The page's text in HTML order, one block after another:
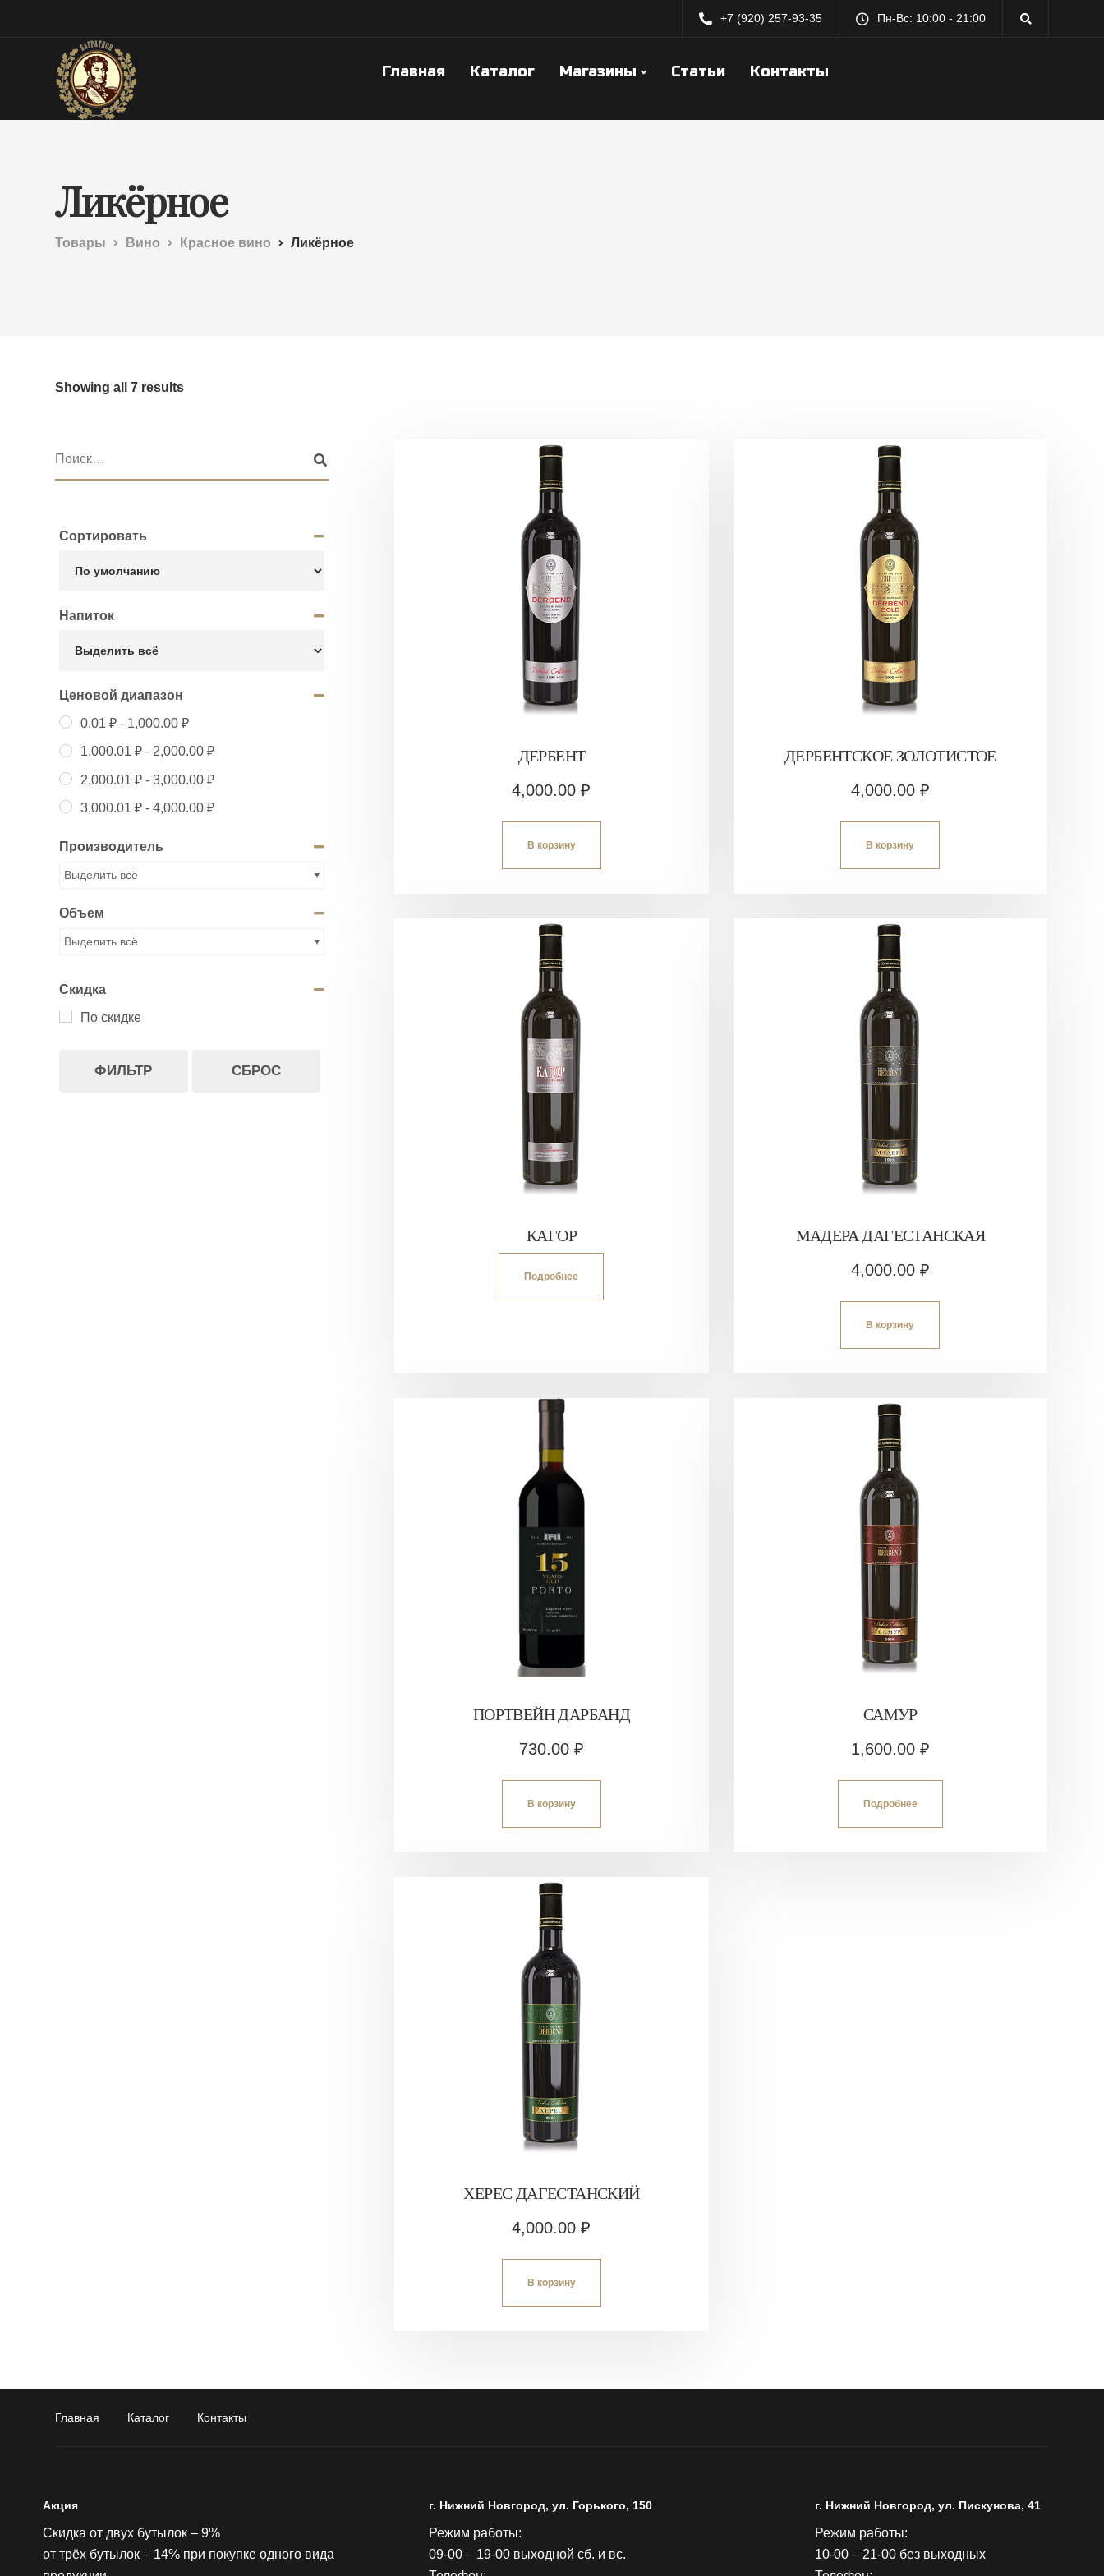
+7 (920) 257-93-35 Пн-Вс: 10:00 - 21:00
Главная Каталог Магазины Статьи Контакты
Ликёрное
Товары Вино Красное вино Ликёрное
Showing all 7 results
Сортировать
Напиток
Ценовой диапазон
0.01 ₽ - 1,000.00 ₽
1,000.01 ₽ - 2,000.00 ₽
2,000.01 ₽ - 3,000.00 ₽
3,000.01 ₽ - 4,000.00 ₽
Производитель
Выделить всё
Объем
Выделить всё
Скидка
По скидке
ФИЛЬТР СБРОС
ДЕРБЕНТ
4,000.00₽
В корзину
ДЕРБЕНТСКОЕ ЗОЛОТИСТОЕ
4,000.00 ₽
В корзину
КАГОР
Подробнее
МАДЕРА ДАГЕСТАНСКАЯ
4,000.00 ₽
В корзину
ПОРТВЕЙН ДАРБАНД
730.00 ₽
В корзину
САМУР
1,600.00 ₽
Подробнее
ХЕРЕС ДАГЕСТАНСКИЙ
4,000.00₽
В корзину
Главная Каталог Контакты
Акция
Скидка от двух бутылок – 9%
от трёх бутылок – 14% при покупке одного вида
г. Нижний Новгород, ул. Горького, 150
Режим работы:
09-00 – 19-00 выходной сб. и вс.
г. Нижний Новгород, ул. Пискунова, 41
Режим работы:
10-00 – 21-00 без выходных